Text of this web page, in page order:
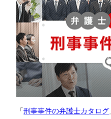
「刑事事件の弁護士カタログ